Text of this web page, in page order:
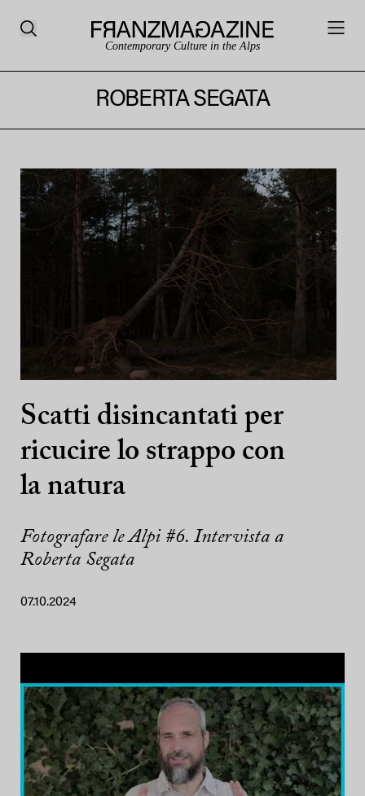
Contemporary Culture in the Alps
ROBERTA SEGATA
Scatti disincantati per
ricucire lo strappo con
la natura
Fotografare le Alpi #6. Intervista a
Roberta Segata
07.10.2024